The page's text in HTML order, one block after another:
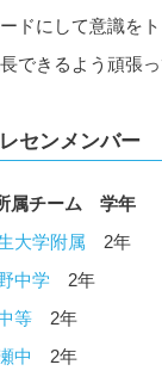
ドにして意識を
できるよう頑張っ
センメンバー
属チーム 学年
大学附属 2年
中学 2年
等 2年
中
2年